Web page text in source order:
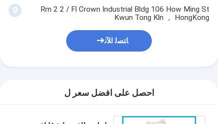
Rm 2 2 / Fl Crown Industrial Bldg 106 How Ming St
Kwun Tong Kln ， HongKong
ﺎﺘﺼﻟ ﺍﻶﻧ
احصل على افضل سعر ل